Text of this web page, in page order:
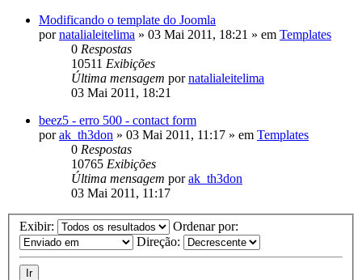
Modificando o template do Joomla
pornatalialeitelima » 03 Mai 2011, 18:21 » em Templates
0 Respostas
10511 Exibições
Última mensagem pornatalialeitelima
03 Mai 2011, 18:21
beez5 - erro 500 - contact form
porak_th3don » 03 Mai 2011, 11:17 » em Templates
0 Respostas
10765 Exibições
Última mensagem porak_th3don
03 Mai 2011, 11:17
Exibir:
Ordenar por:
Direção: